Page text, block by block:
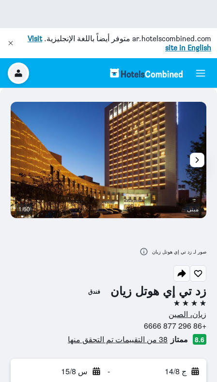
ar.hotelscombined.com متوفر أيضاً باللغة الإنجليزية.Visit
site in English
زد تي إي هوتل زيان فندق
4 نجوم
زيان، الصين
+86 296 877 6666
8.6 ممتاز 38 من التقييمات تم التحقق منها
ج 14/8 - س 15/8
مبنى 1/60
صور لـ زد تي إي هوتل زيان